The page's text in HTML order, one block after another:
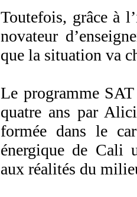
Toutefois, grâce à
novateur
que la situation va
Le programme
quatre ans par
formée dans le
énergique de Cali
aux réalités du